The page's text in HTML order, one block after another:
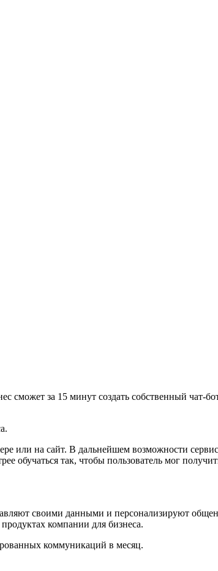
за 15 минут создать собственный чат-
или на сайт. В дальнейшем возможности
обучаться так, чтобы пользователь мог
своими данными и персонализируют
компании для бизнеса.
коммуникаций в месяц.